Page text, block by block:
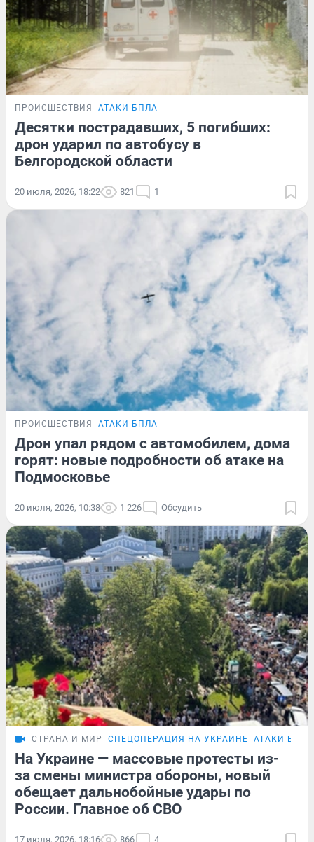
ПРОИСШЕСТВИЯ АТАКИ БПЛА
Десятки пострадавших, 5 погибших:
дрон ударил по автобусу в
Белгородской области
20 июля, 2026, 18:22 821 1
ПРОИСШЕСТВИЯ АТАКИ БПЛА
Дрон упал рядом с автомобилем, дома
горят: новые подробности об атаке на
Подмосковье
20 июля, 2026, 10:38 1 226 Обсудить
СТРАНА И МИР СПЕЦОПЕРАЦИЯ НА УКРАИНЕ АТАКИ БПЛА
На Украине — массовые протесты из-
за смены министра обороны, новый
обещает дальнобойные удары по
России. Главное об СВО
17 июля, 2026, 18:16 866 4